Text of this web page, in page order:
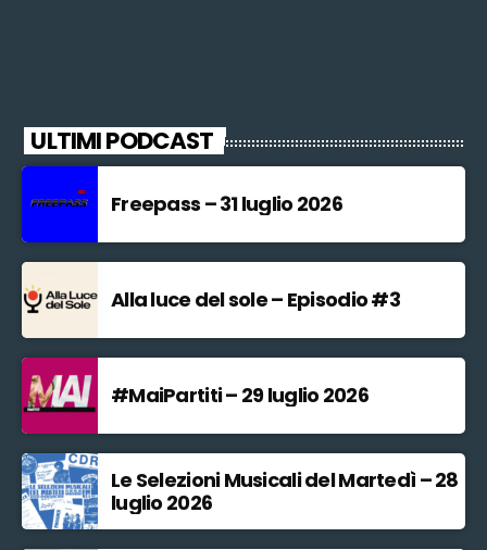
ULTIMI PODCAST
Freepass – 31 luglio 2026
Alla luce del sole – Episodio #3
#MaiPartiti – 29 luglio 2026
Le Selezioni Musicali del Martedì – 28
luglio 2026